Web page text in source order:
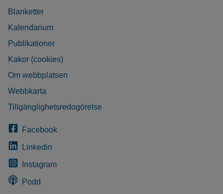
Blanketter
Kalendarium
Publikationer
Kakor (cookies)
Om webbplatsen
Webbkarta
Tillgänglighetsredogörelse
Facebook
Linkedin
Instagram
Podd